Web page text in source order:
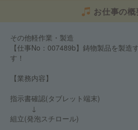
お仕事の概
その他軽作業・製造
【仕事No：007489b】鋳物製品を製造
す！
【業務内容】
指示書確認(タブレット端末)
↓
組立(発泡スチロール)